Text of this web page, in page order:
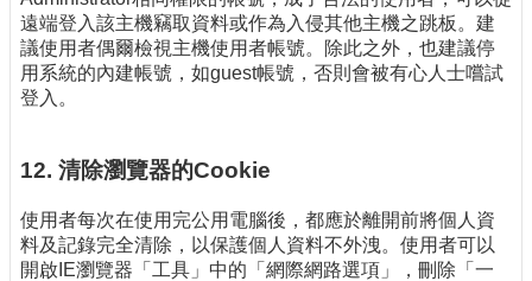
遠端登入該主機竊取資料或作為入侵其他主機之跳板。建
議使用者偶爾檢視主機使用者帳號。除此之外，也建議停
用系統的內建帳號，如guest帳號，否則會被有心人士嚐試
登入。
12. 清除瀏覽器的Cookie
使用者每次在使用完公用電腦後，都應於離開前將個人資
料及記錄完全清除，以保護個人資料不外洩。使用者可以
開啟IE瀏覽器「工具」中的「網際網路選項」，刪除「一